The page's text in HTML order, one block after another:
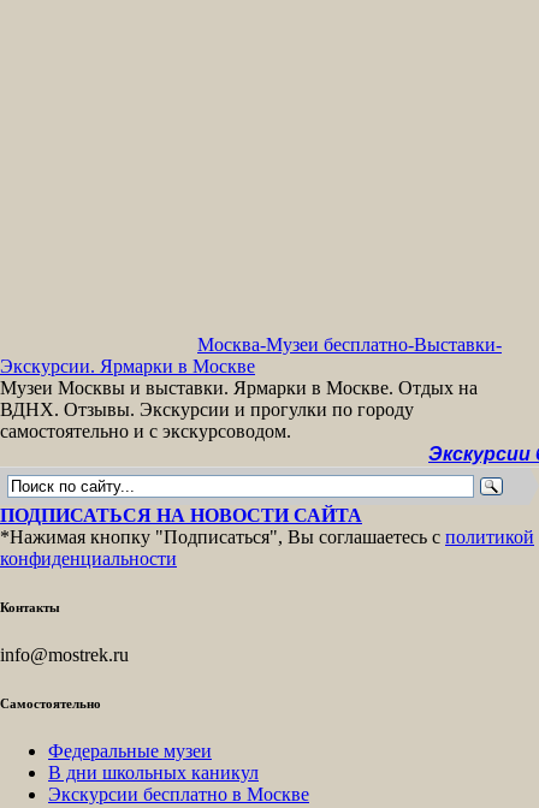
Москва-Музеи бесплатно-Выставки-
Экскурсии. Ярмарки в Москве
Музеи Москвы и выставки. Ярмарки в Москве. Отдых на
ВДНХ. Отзывы. Экскурсии и прогулки по городу
самостоятельно и с экскурсоводом.
Экскурсии
ПОДПИСАТЬСЯ НА НОВОСТИ САЙТА
*Нажимая кнопку "Подписаться", Вы соглашаетесь с политикой
конфиденциальности
Контакты
info@mostrek.ru
Самостоятельно
Федеральные музеи
В дни школьных каникул
Экскурсии бесплатно в Москве